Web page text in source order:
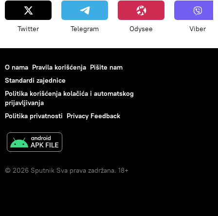
Twitter Telegram Odysee Viber
O nama Pravila korišćenja Pišite nam
Standardi zajednice
Politika korišćenja kolačića i automatskog
prijavljivanja
Politika privatnosti Privacy Feedback
© 2026 Sputnik Sva prava zadržana. 18+